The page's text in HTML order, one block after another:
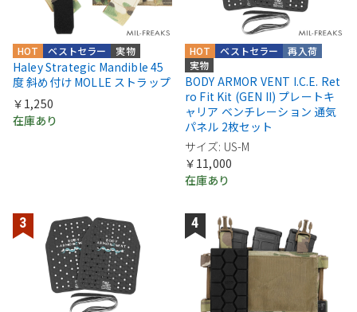
実物
ベストセラー
HOT
Haley Strategic Mandible 45
度 斜め付け MOLLE ストラップ
￥1,250
在庫あり
実物
再入荷
ベストセラー
HOT
BODY ARMOR VENT I.C.E. Ret
ro Fit Kit (GEN II) プレートキ
ャリア ベンチレーション 通気
パネル 2枚セット
サイズ: US-M
￥11,000
在庫あり